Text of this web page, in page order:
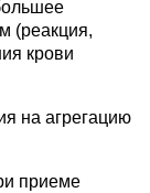
(реакция,
крови
на агрегацию
приеме